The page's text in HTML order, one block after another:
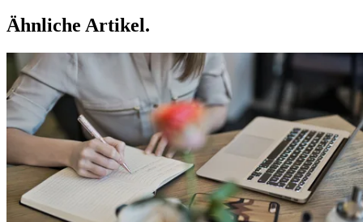
Ähnliche Artikel.